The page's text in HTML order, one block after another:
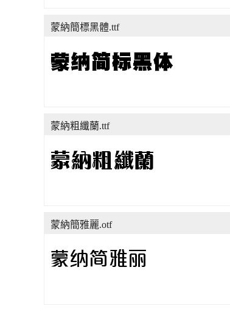
蒙納簡標黑體.ttf
蒙納粗纖蘭.ttf
蒙納簡雅麗.otf